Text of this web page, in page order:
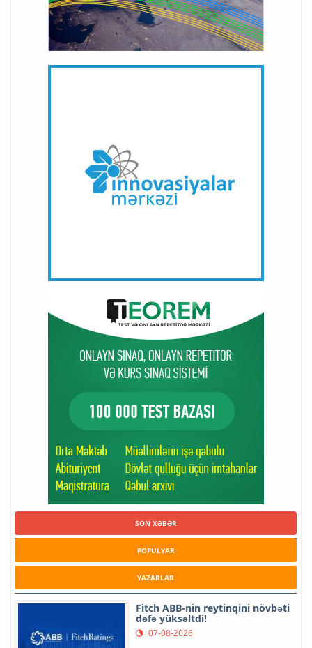
SON XƏBƏR
POPULYAR
YAZARLAR
Fitch ABB-nin reytinqini növbəti
dəfə yüksəltdi!
07-08-2026